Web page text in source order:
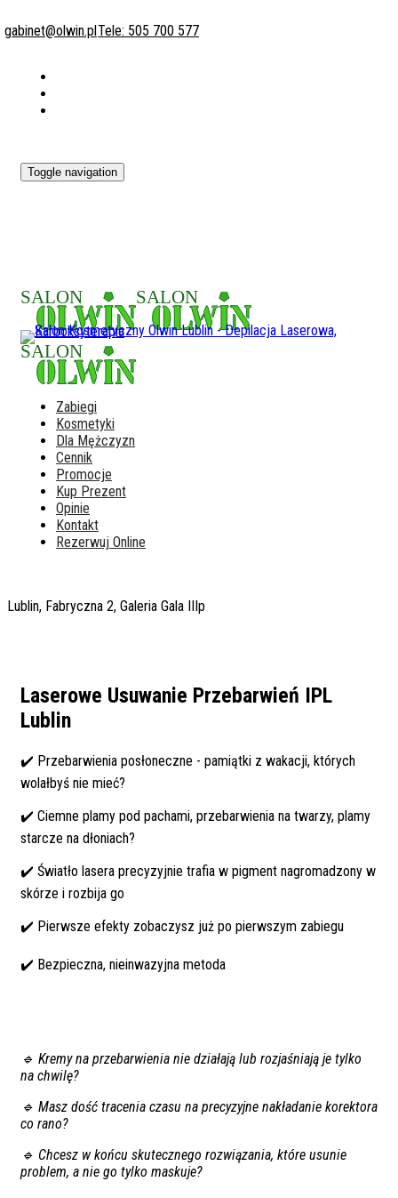
gabinet@olwin.plTele: 505 700 577
Toggle navigation
Zabiegi
Kosmetyki
Dla Mężczyzn
Cennik
Promocje
Kup Prezent
Opinie
Kontakt
Rezerwuj Online
Lublin, Fabryczna 2, Galeria Gala IIIp
Laserowe Usuwanie Przebarwień IPL
Lublin
✔️ Przebarwienia posłoneczne - pamiątki z wakacji, których
wolałbyś nie mieć?
✔️ Ciemne plamy pod pachami, przebarwienia na twarzy, plamy
starcze na dłoniach?
✔️ Światło lasera precyzyjnie trafia w pigment nagromadzony w
skórze i rozbija go
✔️ Pierwsze efekty zobaczysz już po pierwszym zabiegu
✔️ Bezpieczna, nieinwazyjna metoda
🔹 Kremy na przebarwienia nie działają lub rozjaśniają je tylko
na chwilę?
🔹 Masz dość tracenia czasu na precyzyjne nakładanie korektora
co rano?
🔹 Chcesz w końcu skutecznego rozwiązania, które usunie
problem, a nie go tylko maskuje?